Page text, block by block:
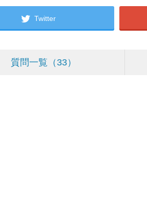
Twitter
質問一覧 33